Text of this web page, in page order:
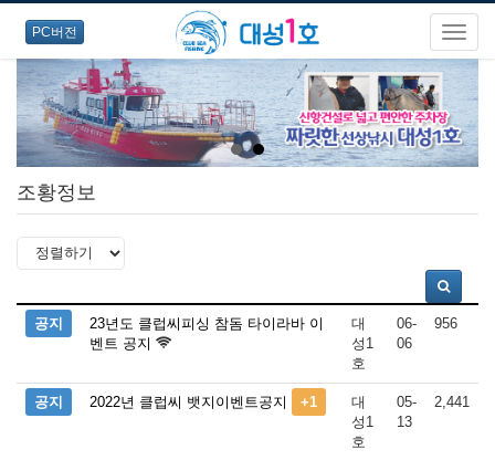
PC버전
조황정보
공지
23년도 클럽씨피싱 참돔 타이라바 이
벤트 공지
대
성1
호
06-
06
956
공지 2022년 클럽씨 뱃지이벤트공지 +1
대
성1
호
05-
13
2,441